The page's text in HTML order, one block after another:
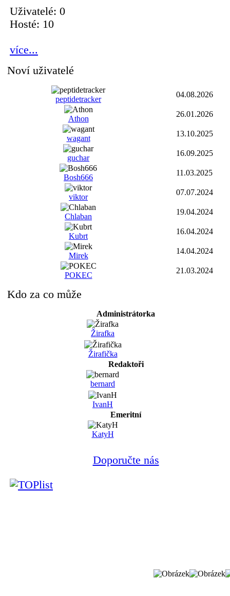
Uživatelé: 0
Hosté: 10
více...
Noví uživatelé
peptidetracker
04.08.2026
Athon
26.01.2026
wagant
13.10.2025
guchar
16.09.2025
Bosh666
11.03.2025
viktor
07.07.2024
Chlaban
19.04.2024
Kubrt
16.04.2024
Mirek
14.04.2024
POKEC
21.03.2024
Kdo za co může
Administrátorka
Žirafka
Žirafička
Redaktoři
bernard
IvanH
Emeritní
KatyH
Doporučte nás